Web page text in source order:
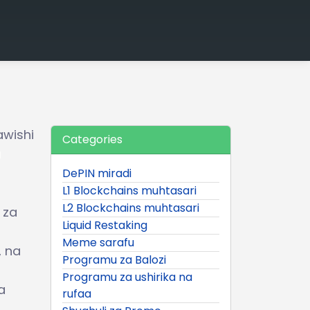
na
Categories
DePIN miradi
L1 Blockchains muhtasari
L2 Blockchains muhtasari
Liquid Restaking
Meme sarafu
Programu za Balozi
Programu za ushirika na
rufaa